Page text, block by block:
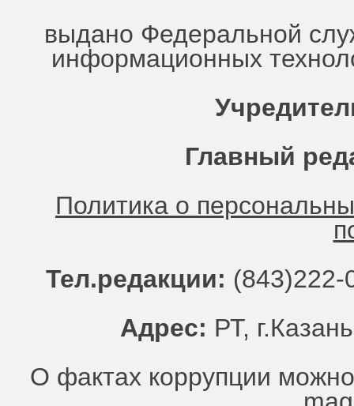
выдано Федеральной
информационных
Главный
Политика о
Тел.редакции:
Адрес: РТ,
О фактах коррупции